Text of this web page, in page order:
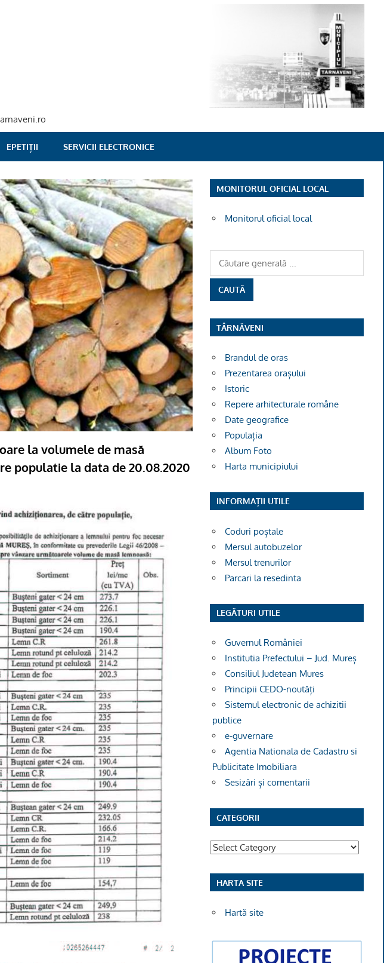
EPETIȚII SERVICII ELECTRONICE
la volumele de masă
populatie la data de 20.08.2020
MONITORUL OFICIAL LOCAL
Monitorul oficial local
TÂRNĂVENI
Brandul de oras
Prezentarea orașului
Istoric
Repere arhitecturale române
Date geografice
Populația
Album Foto
Harta municipiului
INFORMAȚII UTILE
Coduri poștale
Mersul autobuzelor
Mersul trenurilor
Parcari la resedinta
LEGĂTURI UTILE
Guvernul României
Institutia Prefectului – Jud. Mureș
Consiliul Judetean Mures
Principii CEDO-noutăți
Sistemul electronic de achizitii
publice
e-guvernare
Agentia Nationala de Cadastru si
Publicitate Imobiliara
Sesizări și comentarii
CATEGORII
Categorii
HARTA SITE
Hartă site